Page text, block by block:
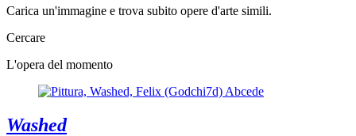
Carica un'immagine e trova subito opere d'arte simili.
Cercare
L'opera del momento
Washed